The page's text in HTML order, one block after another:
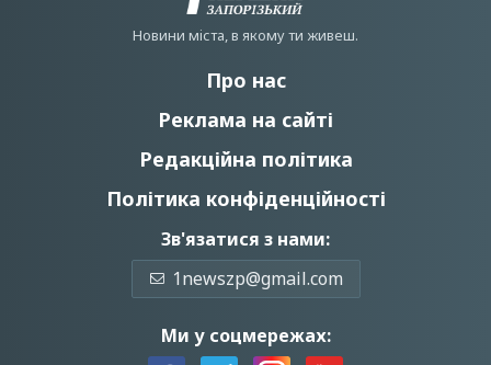
Новини мiста, в якому ти живеш.
Про нас
Реклама на сайті
Редакційна політика
Політика конфіденційності
Зв'язатися з нами:
1newszp@gmail.com
Ми у соцмережах: